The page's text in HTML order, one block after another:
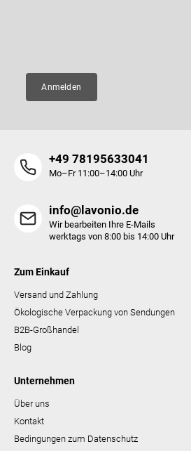
Anmelden
+49 78195633041
Mo–Fr 11:00–14:00 Uhr
info@lavonio.de
Wir bearbeiten Ihre E-Mails
werktags von 8:00 bis 14:00 Uhr
Zum Einkauf
Versand und Zahlung
Ökologische Verpackung von Sendungen
B2B-Großhandel
Blog
Unternehmen
Über uns
Kontakt
Bedingungen zum Datenschutz